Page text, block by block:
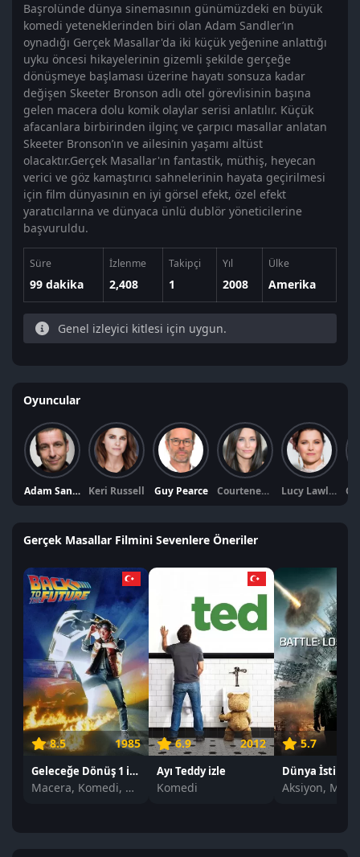
Başrolünde dünya sinemasının günümüzdeki en büyük
komedi yeteneklerinden biri olan Adam Sandler’ın
oynadığı Gerçek Masallar'da iki küçük yeğenine anlattığı
uyku öncesi hikayelerinin gizemli şekilde gerçeğe
dönüşmeye başlaması üzerine hayatı sonsuza kadar
değişen Skeeter Bronson adlı otel görevlisinin başına
gelen macera dolu komik olaylar serisi anlatılır. Küçük
afacanlara birbirinden ilginç ve çarpıcı masallar anlatan
Skeeter Bronson’ın ve ailesinin yaşamı altüst
olacaktır.Gerçek Masallar'ın fantastik, müthiş, heyecan
verici ve göz kamaştırıcı sahnelerinin hayata geçirilmesi
için film dünyasının en iyi görsel efekt, özel efekt
yaratıcılarına ve dünyaca ünlü dublör yöneticilerine
başvuruldu.
Süre
99 dakika
İzlenme
2,408
Takipçi
1
Yıl
2008
Ülke
Amerika
Genel izleyici kitlesi için uygun.
Oyuncular
Adam Sandler Keri Russell Guy Pearce Courteney Cox Lucy Lawless
Gerçek Masallar Filmini Sevenlere Öneriler
8.5 1985
Geleceğe Dönüş 1 izle
Macera, Komedi, Bilim Kurgu
6.9 2012
Ayı Teddy izle
Komedi
5.7